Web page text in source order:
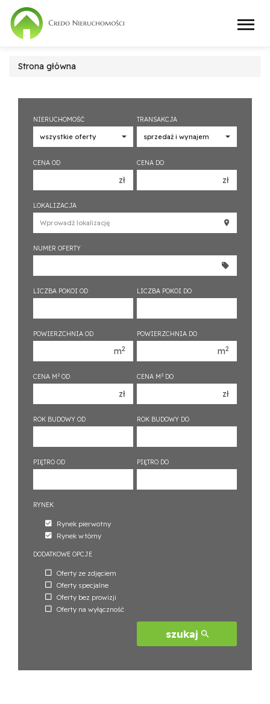
Strona główna
NIERUCHOMOŚĆ TRANSAKCJA
CENA OD
zł
250 000 zł
300 000 zł
400 000 zł
CENA DO
zł
250 000 zł
400 000 zł
LOKALIZACJA
NUMER OFERTY
LICZBA POKOI OD
3 pokoje
4 pokoje
6 pokoi
LICZBA POKOI DO
3 pokoje
4 pokoje
6 pokoi
POWIERZCHNIA OD
m2
POWIERZCHNIA DO
m2
CENA M2 OD
zł
CENA M2 DO
zł
ROK BUDOWY OD ROK BUDOWY DO
PIĘTRO OD PIĘTRO DO
RYNEK
Rynek pierwotny
Rynek wtórny
DODATKOWE OPCJE
Oferty ze zdjęciem
Oferty specjalne
Oferty bez prowizji
Oferty na wyłączność
szukaj